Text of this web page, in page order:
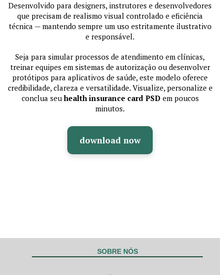
Desenvolvido para designers, instrutores e desenvolvedores
que precisam de realismo visual controlado e eficiência
técnica — mantendo sempre um uso estritamente ilustrativo
e responsável.
Seja para simular processos de atendimento em clínicas,
treinar equipes em sistemas de autorização ou desenvolver
protótipos para aplicativos de saúde, este modelo oferece
credibilidade, clareza e versatilidade. Visualize, personalize e
conclua seu health insurance card PSD em poucos
minutos.
download now
SOBRE NÓS